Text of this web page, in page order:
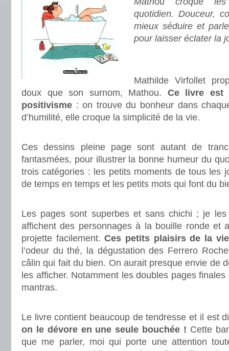
quotidien. Douceur,
mieux séduire et
pour laisser éclater la
Mathilde Virfollet
doux que son surnom, Mathou. Ce livre est
positivisme : on trouve du bonheur dans
d’humilité, elle croque la simplicité de la vie.
Ces dessins pleine page sont autant de
fantasmées, pour illustrer la bonne humeur du
trois catégories : les petits moments de tous les
de temps en temps et les petits mots qui font du
Les pages sont superbes et sans chichi ; je les
affichent des personnages à la bouille ronde et
projette facilement.Ces petits plaisirs de la
l’odeur du thé, la dégustation des Ferrero
câlin qui fait du bien. On aurait presque envie de
les afficher. Notamment les doubles pages
mantras.
Le livre contient beaucoup de tendresse et il est
on le dévore en une seule bouchée ! Cette
que me parler, moi qui porte une attention